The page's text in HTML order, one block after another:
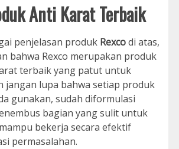
Anti Karat Terbaik
penjelasan produk Rexcodi atas,
bahwa Rexco merupakan produk
terbaik yang patut untuk
jangan lupa bahwa setiap produk
gunakan, sudah diformulasi
bagian yang sulit untuk
bekerja secara efektif
permasalahan.